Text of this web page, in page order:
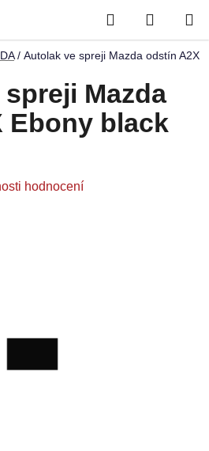
Hledat
KOŠÍK
/ Autolak ve spreji Mazda odstín A2X
Mazda
Ebony black
hodnocení